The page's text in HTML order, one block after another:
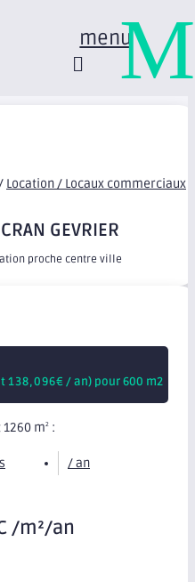
menu
Location / Locaux commerciaux
GEVRIER
proche centre ville
138,096€ / an) pour 600 m2
m2 :
/ an
/m²/an
M